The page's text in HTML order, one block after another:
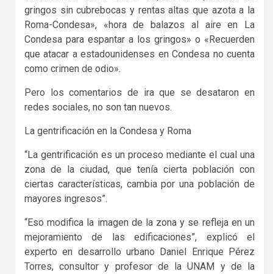
gringos sin cubrebocas y rentas altas que azota a la
Roma-Condesa», «hora de balazos al aire en La
Condesa para espantar a los gringos» o «Recuerden
que atacar a estadounidenses en Condesa no cuenta
como crimen de odio».
Pero los comentarios de ira que se desataron en
redes sociales, no son tan nuevos.
La gentrificación en la Condesa y Roma
“La gentrificación es un proceso mediante el cual una
zona de la ciudad, que tenía cierta población con
ciertas características, cambia por una población de
mayores ingresos”.
“Eso modifica la imagen de la zona y se refleja en un
mejoramiento de las edificaciones”, explicó el
experto en desarrollo urbano Daniel Enrique Pérez
Torres, consultor y profesor de la UNAM y de la